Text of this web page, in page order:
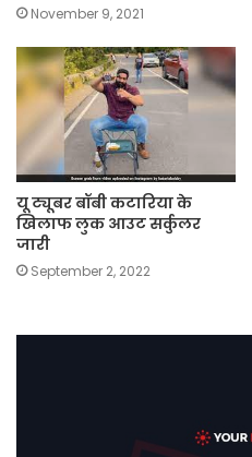
November 9, 2021
यू ट्यूबर बॉबी कटारिया के
खिलाफ लुक आउट सर्कुलर
जारी
September 2, 2022